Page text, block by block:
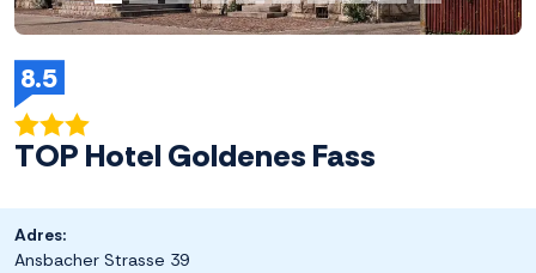
8.5
TOP Hotel Goldenes Fass
Adres:
Ansbacher Strasse 39